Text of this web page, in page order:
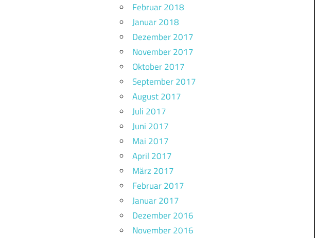
Februar 2018
Januar 2018
Dezember 2017
November 2017
Oktober 2017
September 2017
August 2017
Juli 2017
Juni 2017
Mai 2017
April 2017
März 2017
Februar 2017
Januar 2017
Dezember 2016
November 2016